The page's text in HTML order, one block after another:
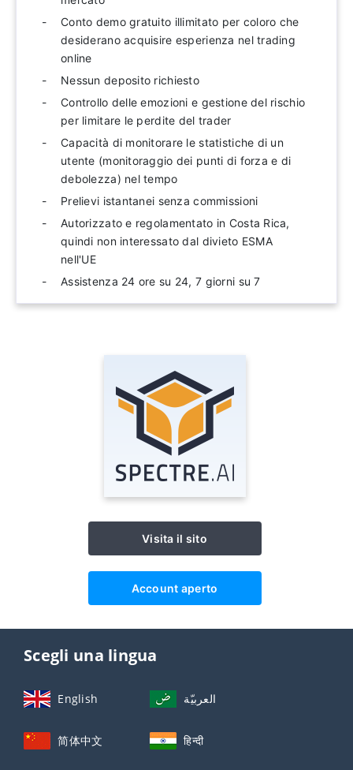
Conto demo gratuito illimitato per coloro che
desiderano acquisire esperienza nel trading
online
Nessun deposito richiesto
Controllo delle emozioni e gestione del rischio
per limitare le perdite del trader
Capacità di monitorare le statistiche di un
utente (monitoraggio dei punti di forza e di
debolezza) nel tempo
Prelievi istantanei senza commissioni
Autorizzato e regolamentato in Costa Rica,
quindi non interessato dal divieto ESMA
nell'UE
Assistenza 24 ore su 24, 7 giorni su 7
Visita il sito
Account aperto
Scegli una lingua
English العربيّة
简体中文 हिन्दी